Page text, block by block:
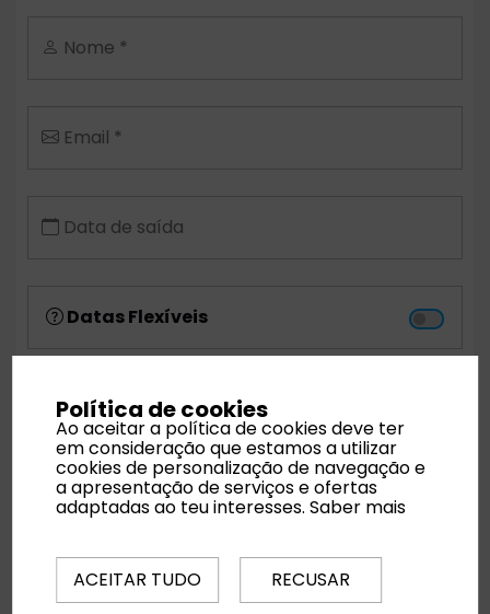
Nome *
Email *
Data de saída
Datas Flexíveis
Noites
Quartos
Política de cookies
Ao aceitar a política de cookies deve ter
em consideração que estamos a utilizar
cookies de personalização de navegação e
a apresentação de serviços e ofertas
adaptadas ao teu interesses.Saber mais
ACEITAR TUDO RECUSAR